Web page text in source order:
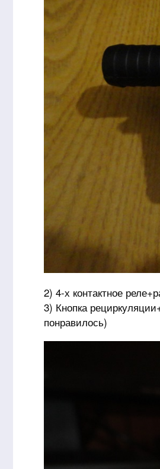
2) 4-х контактное
3) Кнопка
понравилось)